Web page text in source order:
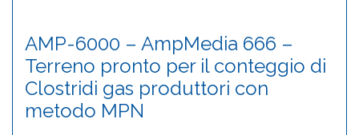
AMP-6000 – AmpMedia 666 –
Terreno pronto per il conteggio di
Clostridi gas produttori con
metodo MPN